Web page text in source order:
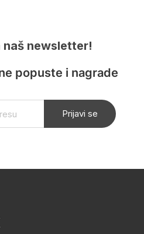
naš newsletter!
popuste i nagrade
Prijavi se